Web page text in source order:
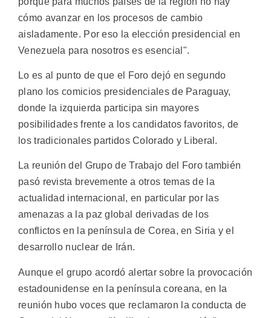
cómo avanzar en los procesos de cambio
aisladamente. Por eso la elección presidencial en
Venezuela para nosotros es esencial".
Lo es al punto de que el Foro dejó en segundo
plano los comicios presidenciales de Paraguay,
donde la izquierda participa sin mayores
posibilidades frente a los candidatos favoritos, de
los tradicionales partidos Colorado y Liberal.
La reunión del Grupo de Trabajo del Foro también
pasó revista brevemente a otros temas de la
actualidad internacional, en particular por las
amenazas a la paz global derivadas de los
conflictos en la península de Corea, en Siria y el
desarrollo nuclear de Irán.
Aunque el grupo acordó alertar sobre la provocación
estadounidense en la península coreana, en la
reunión hubo voces que reclamaron la conducta de